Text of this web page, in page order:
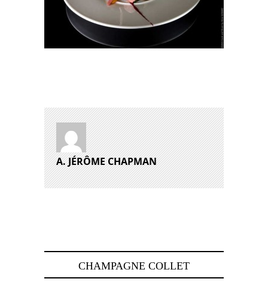
A. JÉRÔME CHAPMAN
CHAMPAGNE COLLET